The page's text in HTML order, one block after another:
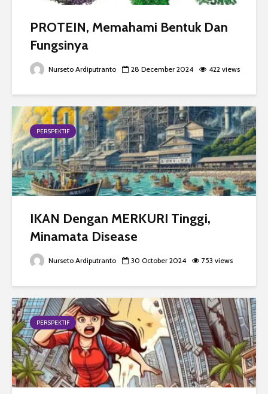
PROTEIN, Memahami Bentuk Dan
Fungsinya
Nurseto Ardiputranto 28 December 2024 422 views
PERSPEKTIF
IKAN Dengan MERKURI Tinggi,
Minamata Disease
Nurseto Ardiputranto 30 October 2024 753 views
PERSPEKTIF